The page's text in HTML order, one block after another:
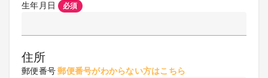
生年月日 必須
住所
郵便番号郵便番号がわからない方はこちら